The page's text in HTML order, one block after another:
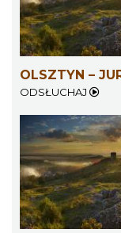
OLSZTYN –
ODSŁUCHAJ